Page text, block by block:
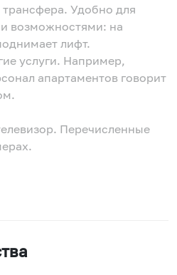
Удобно для
возможностями: на
лифт.
услуги. Например,
апартаментов говорит
Перечисленные